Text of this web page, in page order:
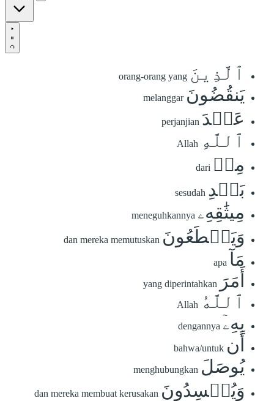
ٱلَّذِينَ orang-orang yang
يَنقُضُونَ melanggar
عَهۡدَ perjanjian
ٱللَّهِ Allah
مِنۢ dari
بَعۡدِ sesudah
مِيثَٰقِهِۦ meneguhkannya
وَيَقۡطَعُونَ dan mereka memutuskan
مَآ apa
أَمَرَ yang diperintahkan
ٱللَّهُ Allah
بِهِۦٓ dengannya
أَن bahwa/untuk
يُوصَلَ menghubungkan
وَيُفۡسِدُونَ dan mereka membuat kerusakan